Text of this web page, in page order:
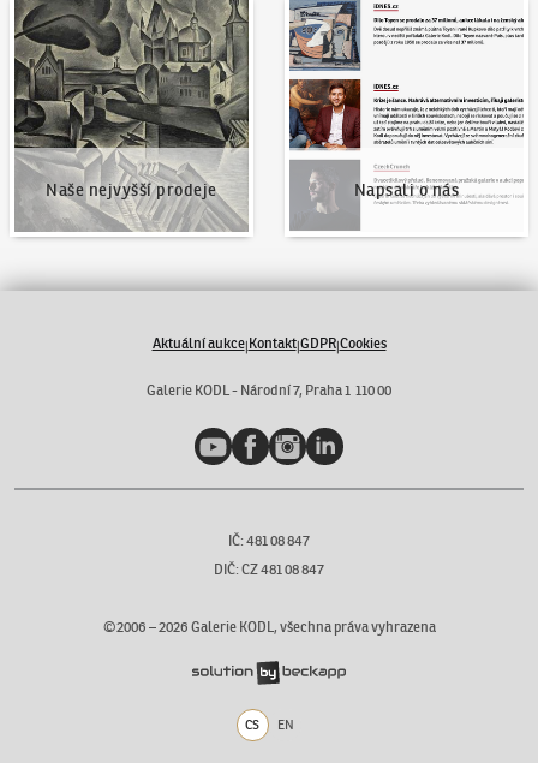
Naše nejvyšší prodeje
Naše nejvyšší prodeje
Napsali o nás
Napsali o nás
Aktuální aukce|Kontakt|GDPR|Cookies
Galerie KODL - Národní 7, Praha 1 110 00
YouTubeFacebookInstagramLinkedIn
IČ: 481 08 847
DIČ: CZ 481 08 847
©2006 –2026 Galerie KODL, všechna práva vyhrazena
CS EN